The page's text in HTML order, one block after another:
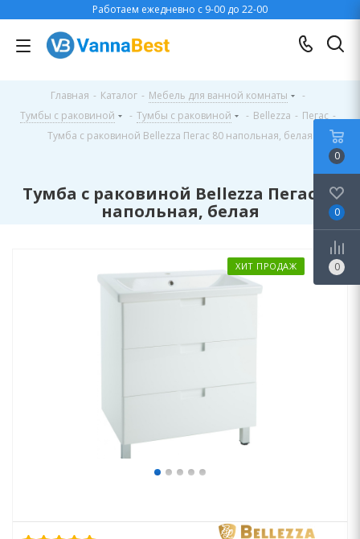
Работаем ежедневно с 9-00 до 22-00
Главная - Каталог - Мебель для ванной комнаты
-
Тумбы с раковиной
- Тумбы с раковиной - Bellezza - Пегас -
Тумба с раковиной Bellezza Пегас 80 напольная, белая
Тумба с раковиной Bellezza Пегас 80
напольная, белая
ХИТ ПРОДАЖ
0
0
0